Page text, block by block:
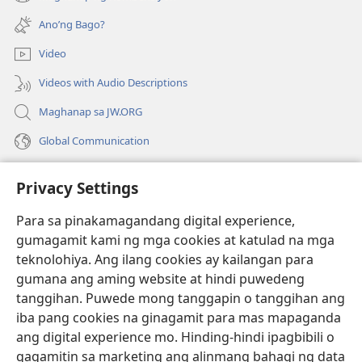
Privacy Settings
Para sa pinakamagandang digital experience,
gumagamit kami ng mga cookies at katulad na mga
teknolohiya. Ang ilang cookies ay kailangan para
gumana ang aming website at hindi puwedeng
tanggihan. Puwede mong tanggapin o tanggihan ang
iba pang cookies na ginagamit para mas mapaganda
ang digital experience mo. Hinding-hindi ipagbibili o
gagamitin sa marketing ang alinmang bahagi ng data
na
bagong
window)
bubukas
na
bagong
window)
Ano’ng Bago?
Video
Videos with Audio Descriptions
Maghanap sa JW.ORG
Global Communication
(may
na
bagong
window)
Watchtower ONLINE LIBRARY™
(may
bubukas
na
bagong
window)
JW Hub ®
(may
bubukas
bagong
JW Library ®